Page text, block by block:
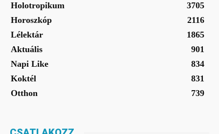
Holotropikum
3705
Horoszkóp
2116
Lélektár
1865
Aktuális
901
Napi Like
834
Koktél
831
Otthon
739